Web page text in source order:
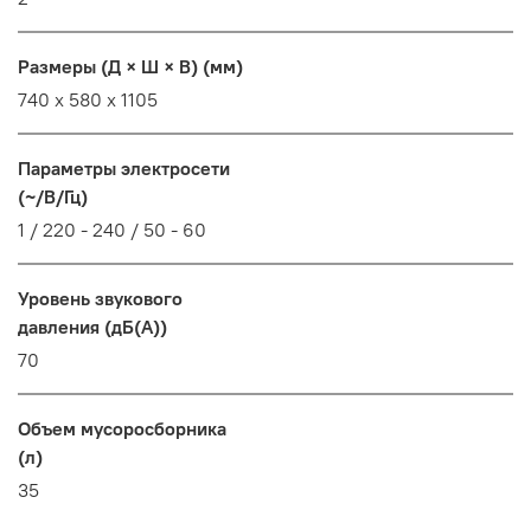
Размеры (Д × Ш × В) (мм)
740 x 580 x 1105
Параметры электросети
(~/В/Гц)
1 / 220 - 240 / 50 - 60
Уровень звукового
давления (дБ(А))
70
Объем мусоросборника
(л)
35